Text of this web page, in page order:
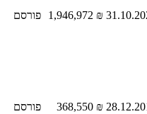
₪ 1,946,972 פורסם
₪ 368,550 פורסם